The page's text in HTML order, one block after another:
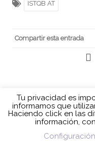
ISTQB AT
Compartir esta entrada
VALIDAR LA
DE TIEMPOS Y MOVIMIENTOS